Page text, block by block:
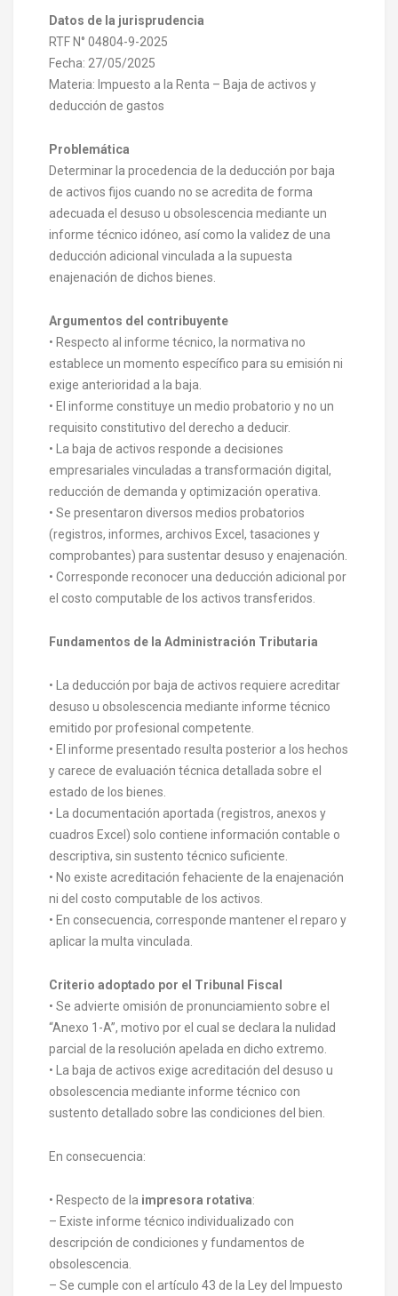
Datos de la jurisprudencia
RTF N° 04804-9-2025
Fecha: 27/05/2025
Materia: Impuesto a la Renta – Baja de activos y
deducción de gastos
Problemática
Determinar la procedencia de la deducción por baja
de activos fijos cuando no se acredita de forma
adecuada el desuso u obsolescencia mediante un
informe técnico idóneo, así como la validez de una
deducción adicional vinculada a la supuesta
enajenación de dichos bienes.
Argumentos del contribuyente
• Respecto al informe técnico, la normativa no
establece un momento específico para su emisión ni
exige anterioridad a la baja.
• El informe constituye un medio probatorio y no un
requisito constitutivo del derecho a deducir.
• La baja de activos responde a decisiones
empresariales vinculadas a transformación digital,
reducción de demanda y optimización operativa.
• Se presentaron diversos medios probatorios
(registros, informes, archivos Excel, tasaciones y
comprobantes) para sustentar desuso y enajenación.
• Corresponde reconocer una deducción adicional por
el costo computable de los activos transferidos.
Fundamentos de la Administración Tributaria
• La deducción por baja de activos requiere acreditar
desuso u obsolescencia mediante informe técnico
emitido por profesional competente.
• El informe presentado resulta posterior a los hechos
y carece de evaluación técnica detallada sobre el
estado de los bienes.
• La documentación aportada (registros, anexos y
cuadros Excel) solo contiene información contable o
descriptiva, sin sustento técnico suficiente.
• No existe acreditación fehaciente de la enajenación
ni del costo computable de los activos.
• En consecuencia, corresponde mantener el reparo y
aplicar la multa vinculada.
Criterio adoptado por el Tribunal Fiscal
• Se advierte omisión de pronunciamiento sobre el
“Anexo 1-A”, motivo por el cual se declara la nulidad
parcial de la resolución apelada en dicho extremo.
• La baja de activos exige acreditación del desuso u
obsolescencia mediante informe técnico con
sustento detallado sobre las condiciones del bien.
En consecuencia:
• Respecto de la impresora rotativa:
– Existe informe técnico individualizado con
descripción de condiciones y fundamentos de
obsolescencia.
– Se cumple con el artículo 43 de la Ley del Impuesto